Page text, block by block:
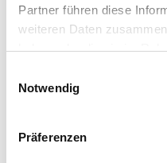
Partner führen diese
weiteren Daten
haben oder die sie im
Notwendig
Präferenzen
Ca. 10 m²
ZUSATZINFOS